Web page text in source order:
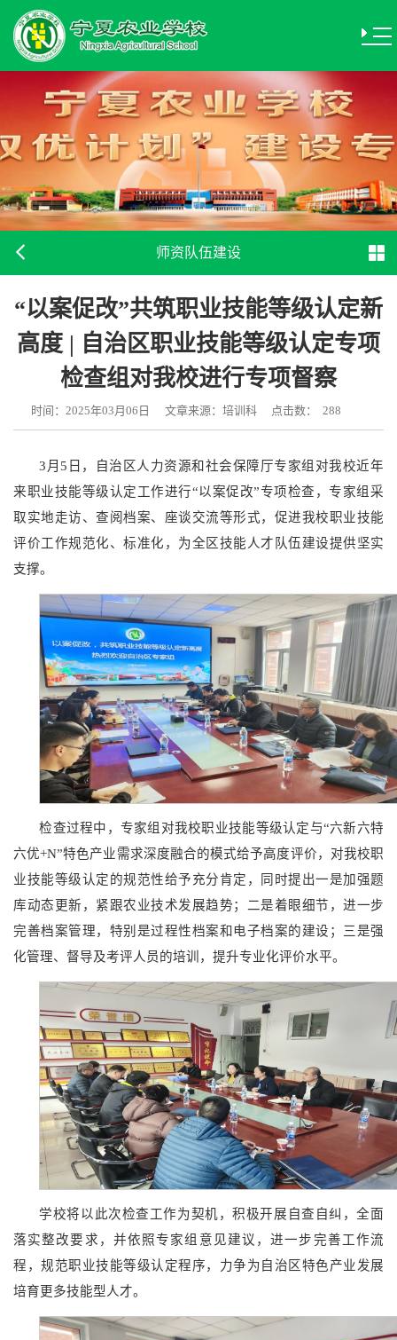
师资队伍建设
“以案促改”共筑职业技能等级认定新
高度 | 自治区职业技能等级认定专项
检查组对我校进行专项督察
时间：2025年03月06日 文章来源：培训科 点击数： 288
3月5日，自治区人力资源和社会保障厅专家组对我校近年
来职业技能等级认定工作进行“以案促改”专项检查，专家组采
取实地走访、查阅档案、座谈交流等形式，促进我校职业技能
评价工作规范化、标准化，为全区技能人才队伍建设提供坚实
支撑。
检查过程中，专家组对我校职业技能等级认定与“六新六特
六优+N”特色产业需求深度融合的模式给予高度评价，对我校职
业技能等级认定的规范性给予充分肯定，同时提出一是加强题
库动态更新，紧跟农业技术发展趋势；二是着眼细节，进一步
完善档案管理，特别是过程性档案和电子档案的建设；三是强
化管理、督导及考评人员的培训，提升专业化评价水平。
学校将以此次检查工作为契机，积极开展自查自纠，全面
落实整改要求，并依照专家组意见建议，进一步完善工作流
程，规范职业技能等级认定程序，力争为自治区特色产业发展
培育更多技能型人才。